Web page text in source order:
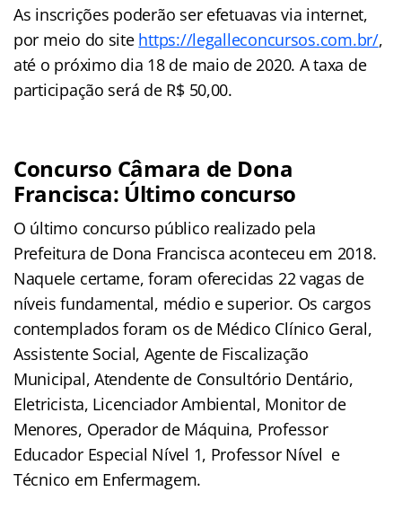
As inscrições poderão ser efetuavas via internet,
por meio do site https://legalleconcursos.com.br/,
até o próximo dia 18 de maio de 2020. A taxa de
participação será de R$ 50,00.
Concurso Câmara de Dona
Francisca: Último concurso
O último concurso público realizado pela
Prefeitura de Dona Francisca aconteceu em 2018.
Naquele certame, foram oferecidas 22 vagas de
níveis fundamental, médio e superior. Os cargos
contemplados foram os de Médico Clínico Geral,
Assistente Social, Agente de Fiscalização
Municipal, Atendente de Consultório Dentário,
Eletricista, Licenciador Ambiental, Monitor de
Menores, Operador de Máquina, Professor
Educador Especial Nível 1, Professor Nível e
Técnico em Enfermagem.